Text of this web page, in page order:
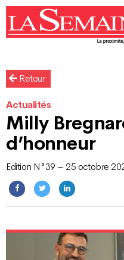
Retour
Actualités
Milly
d’honneur
Edition N°39 – 25 octobre